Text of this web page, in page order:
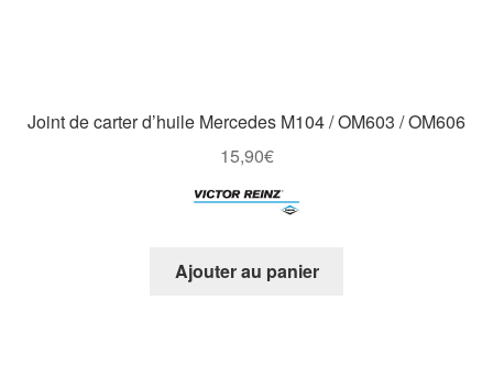
Joint de carter d’huile Mercedes M104 / OM603 / OM606
15,90€
Ajouter au panier